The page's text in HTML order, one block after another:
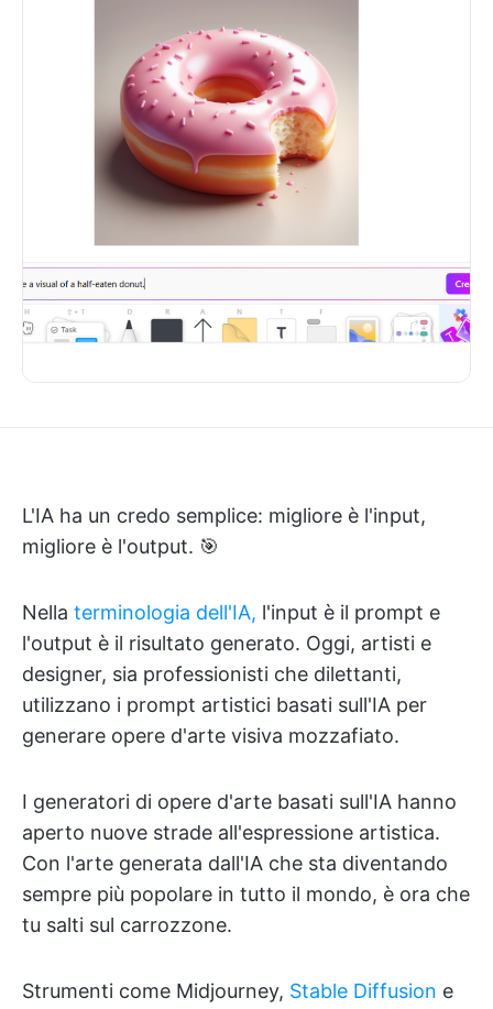
L'IA ha un credo semplice: migliore è l'input,
migliore è l'output. 🎯
Nella terminologia dell'IA, l'input è il prompt e
l'output è il risultato generato. Oggi, artisti e
designer, sia professionisti che dilettanti,
utilizzano i prompt artistici basati sull'IA per
generare opere d'arte visiva mozzafiato.
I generatori di opere d'arte basati sull'IA hanno
aperto nuove strade all'espressione artistica.
Con l'arte generata dall'IA che sta diventando
sempre più popolare in tutto il mondo, è ora che
tu salti sul carrozzone.
Strumenti come Midjourney, Stable Diffusion e